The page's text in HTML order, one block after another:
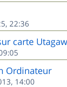
22:36
carte
Ordinateur
14:00